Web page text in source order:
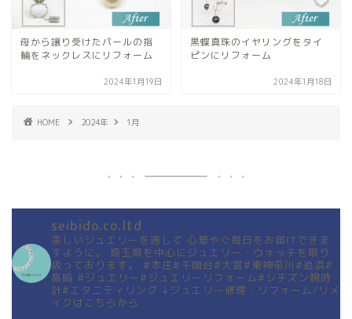
母から譲り受けたパールの指
輪をネックレスにリフォーム
2024年1月19日
黒蝶真珠のイヤリングをタイ
ピンにリフォーム
2024年1月18日
HOME 2024年 1月
seibido.co.ltd
美しいジュエリーを通して 心華やぐ毎日をお届けできま
すように。
埼玉県を中心にジュエリー・ウォッチを取り
扱っております。
#本庄#千間台#大宮#東神奈川#追浜#
高崎 #ジュエリー#ジュエリーリフォーム#シチズン腕時
計#エタニティリング ↓ジュエリー修理・リフォーム/リメ
イクはこちらから